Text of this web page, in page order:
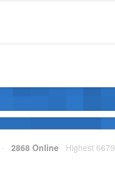
· 2868 Online Highest 6679